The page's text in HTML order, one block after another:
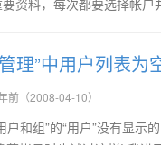
资料，每次都要选择帐
理”中用户列表为
前（2008-04-10）
户和组”的“用户”没有显